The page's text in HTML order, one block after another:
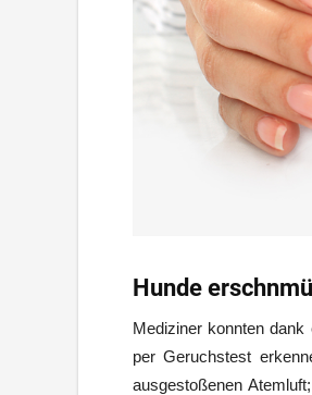
Hunde
Mediziner konnten
per Geruchstest
ausgestoßenen